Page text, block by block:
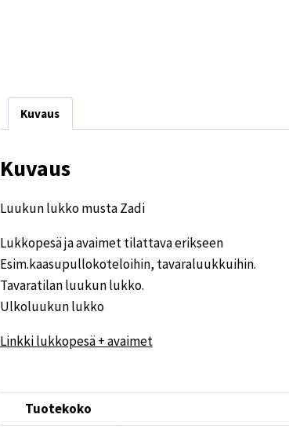
Kuvaus
Kuvaus
Luukun lukko musta Zadi
Lukkopesä ja avaimet tilattava erikseen
Esim.kaasupullokoteloihin, tavaraluukkuihin.
Tavaratilan luukun lukko.
Ulkoluukun lukko
Linkki lukkopesä + avaimet
Tuotekoko